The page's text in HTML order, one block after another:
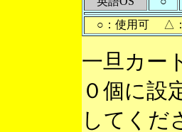
○：使用可 △：
一旦カー
０個に設
してくだ